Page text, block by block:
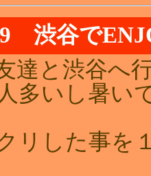
渋谷で
達と渋谷へ
多いし暑い
リした事を